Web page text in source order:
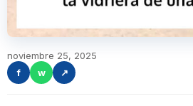
noviembre 25, 2025
f
w ↗